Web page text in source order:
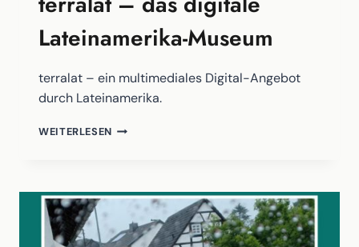
Lateinamerika-Museum
terralat – ein multimediales Digital-Angebot
durch Lateinamerika.
WEITERLESEN TERRALAT
LATEINAMERIKA-
MUSEUM